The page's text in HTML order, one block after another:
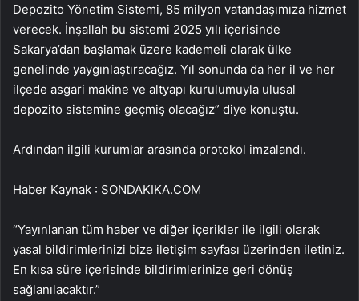
Depozito Yönetim Sistemi, 85 milyon vatandaşımıza hizmet
verecek. İnşallah bu sistemi 2025 yılı içerisinde
Sakarya’dan başlamak üzere kademeli olarak ülke
genelinde yaygınlaştıracağız. Yıl sonunda da her il ve her
ilçede asgari makine ve altyapı kurulumuyla ulusal
depozito sistemine geçmiş olacağız” diye konuştu.
Ardından ilgili kurumlar arasında protokol imzalandı.
Haber Kaynak : SONDAKIKA.COM
“Yayınlanan tüm haber ve diğer içerikler ile ilgili olarak
yasal bildirimlerinizi bize iletişim sayfası üzerinden iletiniz.
En kısa süre içerisinde bildirimlerinize geri dönüş
sağlanılacaktır.”